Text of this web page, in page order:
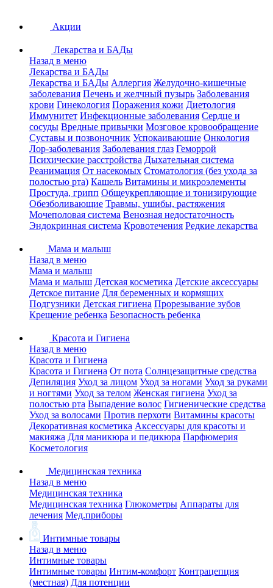
Акции
Лекарства и БАДы
Назад в меню
Лекарства и БАДы
Лекарства и БАДы Аллергия Желудочно-кишечные
заболевания Печень и желчный пузырь Заболевания
крови Гинекология Поражения кожи Диетология
Иммунитет Инфекционные заболевания Сердце и
сосуды Вредные привычки Мозговое кровообращение
Суставы и позвоночник Успокаивающие Онкология
Лор-заболевания Заболевания глаз Геморрой
Психические расстройства Дыхательная система
Реанимация От насекомых Стоматология (без ухода за
полостью рта) Кашель Витамины и микроэлементы
Простуда, грипп Общеукрепляющие и тонизирующие
Обезболивающие Травмы, ушибы, растяжения
Мочеполовая система Венозная недостаточность
Эндокринная система Кровотечения Редкие лекарства
Мама и малыш
Назад в меню
Мама и малыш
Мама и малыш Детская косметика Детские аксессуары
Детское питание Для беременных и кормящих
Подгузники Детская гигиена Прорезывание зубов
Крещение ребенка Безопасность ребенка
Красота и Гигиена
Назад в меню
Красота и Гигиена
Красота и Гигиена От пота Солнцезащитные средства
Депиляция Уход за лицом Уход за ногами Уход за руками
и ногтями Уход за телом Женская гигиена Уход за
полостью рта Выпадение волос Гигиенические средства
Уход за волосами Против перхоти Витамины красоты
Декоративная косметика Аксессуары для красоты и
макияжа Для маникюра и педикюра Парфюмерия
Косметология
Медицинская техника
Назад в меню
Медицинская техника
Медицинская техника Глюкометры Аппараты для
лечения Мед.приборы
Интимные товары
Назад в меню
Интимные товары
Интимные товары Интим-комфорт Контрацепция
(местная) Для потенции